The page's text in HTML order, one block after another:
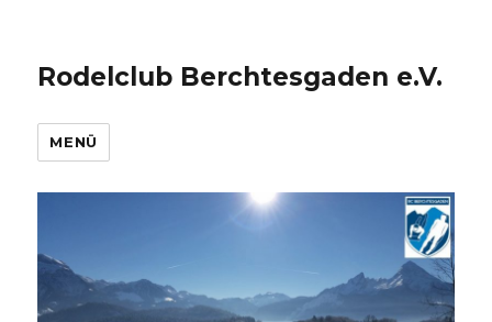
Rodelclub Berchtesgaden e.V.
MENÜ